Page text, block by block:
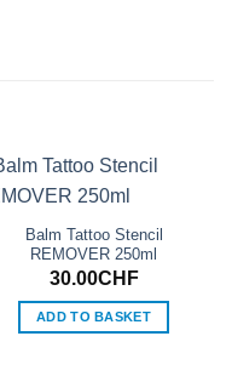
Balm Tattoo Stencil
REMOVER 250ml
30.00CHF
ADD TO BASKET